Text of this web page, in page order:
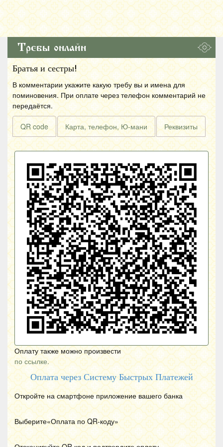
Требы онлайн
Братья и сестры!
В комментарии укажите какую требу вы и имена для
поминовения. При оплате через телефон комментарий не
передаётся.
QR code Карта, телефон, Ю-мани Реквизиты
Оплату также можно произвести
по ссылке.
Оплата через Систему Быстрых Платежей
Откройте на смартфоне приложение вашего банка
Выберите«Оплата по QR-коду»